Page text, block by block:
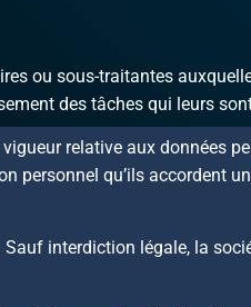
ou sous-traitantes
des tâches qui leurs
relative aux données
personnel qu’ils accordent
interdiction légale, la